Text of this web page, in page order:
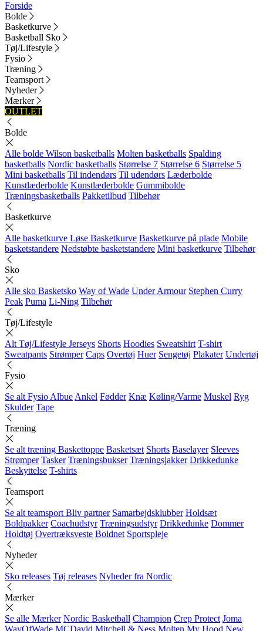
Forside
Bolde
Basketkurve
Basketball Sko
Tøj/Lifestyle
Fysio
Træning
Teamsport
Nyheder
Mærker
OUTLET
Bolde
Alle bolde Wilson basketballs Molten basketballs Spalding
basketballs Nordic basketballs Størrelse 7 Størrelse 6 Størrelse 5
Mini basketballs Til indendørs Til udendørs Læderbolde
Kunstlæderbolde Kunstlæderbolde Gummibolde
Træningsbasketballs Pakketilbud Tilbehør
Basketkurve
Alle basketkurve Løse Basketkurve Basketkurve på plade Mobile
basketstandere Nedstøbte basketstandere Mini basketkurve Tilbehør
Sko
Alle sko Basketsko Way of Wade Under Armour Stephen Curry
Peak Puma Li-Ning Tilbehør
Tøj/Lifestyle
Alt Tøj/Lifestyle Jerseys Shorts Hoodies Sweatshirt T-shirt
Sweatpants Strømper Caps Overtøj Huer Sengetøj Plakater Undertøj
Fysio
Se alt Fysio Albue Ankel Fødder Knæ Køling/Varme Muskel Ryg
Skulder Tape
Træning
Se alt træning Baskettoppe Basketsæt Shorts Baselayer Sleeves
Strømper Tasker Træningsbukser Træningsjakker Drikkedunke
Beskyttelse T-shirts
Teamsport
Se alt teamsport Bliv partner Samarbejdsklubber Holdsæt
Boldpakker Coachudstyr Træningsudstyr Drikkedunke Dommer
Holdtøj Overtræksveste Boldnet Sportspleje
Nyheder
Sko releases Tøj releases Nyheder fra Nordic
Mærker
Se alle Mærker Nordic Basketball Champion Crep Protect Joma
WayOfWade MCDavid Mitchell & Ness Molten My Hood New